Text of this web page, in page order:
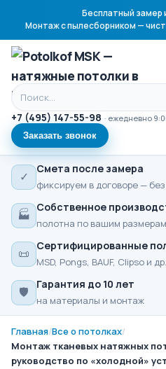
Бесплатный замер
Монтаж с пылесборником —
Поиск по сайту
+7 (495) 147-55-98 · ежедневно
Заказать звонок
✓
Смета после замера
фиксируем в договоре —
🏭
Собственное
полотна по вашим размерам
📜
Сертифицированные
MSD, Pongs, BAUF, Clipso и др.
🛡
Гарантия до 10 лет
на материалы и монтаж
Главная/Все о потолках/
Монтаж тканевых натяжных
руководство по «холодной»